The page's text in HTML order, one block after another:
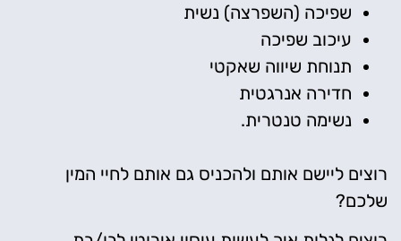
שפיכה (השפרצה) נשית
עיכוב שפיכה
תנוחת שיווה שאקטי
חדירה אנרגטית
נשימה טנטרית.
רוצים ליישם אותם ולהכניס גם אותם לחיי המין
שלכם?